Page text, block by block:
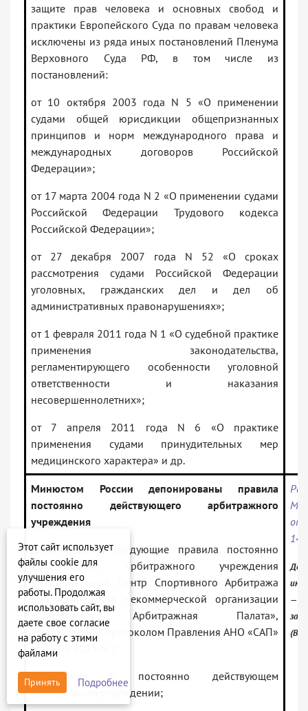
защите прав человека и основных свобод и
практики Европейского Суда по правам человека
исключены из ряда иных постановлений Пленума
Верховного Суда РФ, в том числе из
постановлений:
от 10 октября 2003 года N 5 «О применении
судами общей юрисдикции общепризнанных
принципов и норм международного права и
международных договоров Российской
Федерации»;
от 17 марта 2004 года N 2 «О применении судами
Российской Федерации Трудового кодекса
Российской Федерации»;
от 27 декабря 2007 года N 52 «О сроках
рассмотрения судами Российской Федерации
уголовных, гражданских дел и дел об
административных правонарушениях»;
от 1 февраля 2011 года N 1 «О судебной практике
применения законодательства,
регламентирующего особенности уголовной
ответственности и наказания
несовершеннолетних»;
от 7 апреля 2011 года N 6 «О практике
применения судами принудительных мер
медицинского характера» и др.
Минюстом России депонированы правила
постоянно действующего арбитражного
учреждения
Депонированы следующие правила постоянно
действующего арбитражного учреждения
«Национальный Центр Спортивного Арбитража
при автономной некоммерческой организации
«Спортивная Арбитражная Палата»,
утвержденные протоколом Правления АНО «САП»
от 25.09.2025 N 1:
Положение о постоянно действующем
арбитражном учреждении;
от
—
Этот сайт использует
файлы cookie для
улучшения его
работы. Продолжая
использовать сайт, вы
даете свое согласие
на работу с этими
файлами
Принять Подробнее